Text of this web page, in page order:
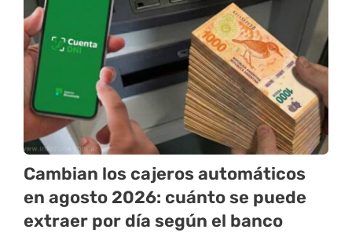
Cambian los cajeros automáticos
en agosto 2026: cuánto se puede
extraer por día según el banco